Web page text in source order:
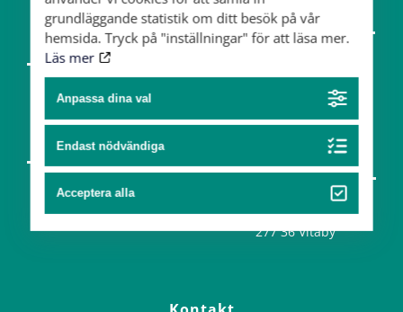
Partners
Konst & design
Hitta hit
Grevlundagården
277 36 Vitaby
grundläggande statistik om ditt besök på vår
hemsida. Tryck på "inställningar" för att läsa mer.
Läs mer
Anpassa dina val
Endast nödvändiga
Acceptera alla